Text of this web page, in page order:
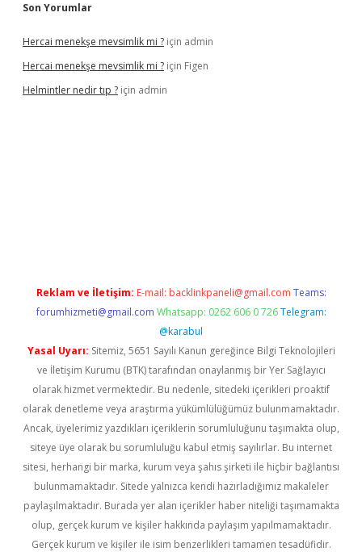
Son Yorumlar
Hercai menekşe mevsimlik mi ? için admin
Hercai menekşe mevsimlik mi ? için Figen
Helmintler nedir tıp ? için admin
Reklam ve İletişim: E-mail: backlinkpaneli@gmail.com Teams:
forumhizmeti@gmail.com Whatsapp: 0262 606 0 726 Telegram:
@karabul
Yasal Uyarı: Sitemiz, 5651 Sayılı Kanun gereğince Bilgi Teknolojileri
ve İletişim Kurumu (BTK) tarafından onaylanmış bir Yer Sağlayıcı
olarak hizmet vermektedir. Bu nedenle, sitedeki içerikleri proaktif
olarak denetleme veya araştırma yükümlülüğümüz bulunmamaktadır.
Ancak, üyelerimiz yazdıkları içeriklerin sorumluluğunu taşımakta olup,
siteye üye olarak bu sorumluluğu kabul etmiş sayılırlar. Bu internet
sitesi, herhangi bir marka, kurum veya şahıs şirketi ile hiçbir bağlantısı
bulunmamaktadır. Sitede yalnızca kendi hazırladığımız makaleler
paylaşılmaktadır. Burada yer alan içerikler haber niteliği taşımamakta
olup, gerçek kurum ve kişiler hakkında paylaşım yapılmamaktadır.
Gerçek kurum ve kişiler ile isim benzerlikleri tamamen tesadüfidir.